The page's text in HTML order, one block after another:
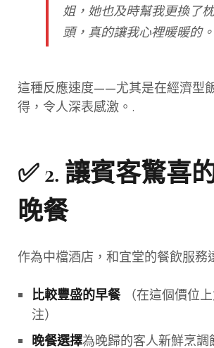
姐，她也及時幫我更換了
頭，真的讓我心裡暖暖的
這種反應速度——尤其是在經濟型
得，令人深表感激。.
✅ 2. 讓賓客驚喜
晚餐
作為中檔酒店，和宜堂的餐飲服務
比較豐盛的早餐（在這個價位
注）
晚餐選擇為晚歸的客人新鮮烹調